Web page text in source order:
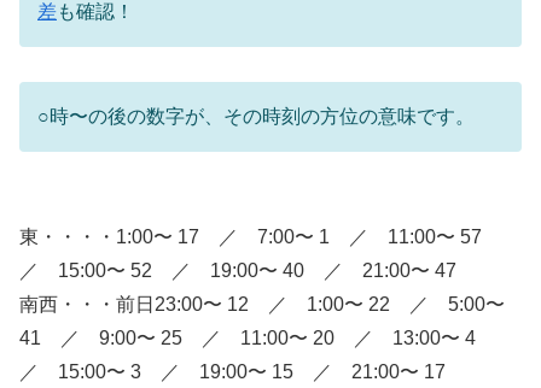
差も確認！
○時〜の後の数字が、その時刻の方位の意味です。
東・・・・1:00〜 17 ／ 7:00〜 1 ／ 11:00〜 57
／ 15:00〜 52 ／ 19:00〜 40 ／ 21:00〜 47
南西・・・前日23:00〜 12 ／ 1:00〜 22 ／ 5:00〜
41 ／ 9:00〜 25 ／ 11:00〜 20 ／ 13:00〜 4
／ 15:00〜 3 ／ 19:00〜 15 ／ 21:00〜 17